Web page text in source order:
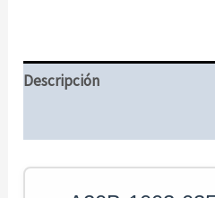
Descripción